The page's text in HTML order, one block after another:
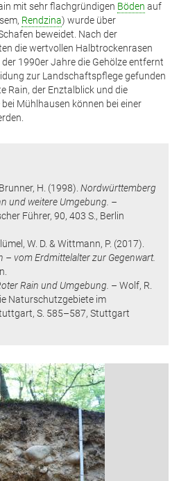
mit sehr flachgründigen Böden auf
Rendzina) wurde über
beweidet. Nach der
die wertvollen Halbtrockenrasen
1990er Jahre die Gehölze entfernt
zur Landschaftspflege gefunden
Rain, der Enztalblick und die
Mühlhausen können bei einer
H. (1998). Nordwürttemberg
und weitere Umgebung. –
Führer, 90, 403 S., Berlin
W. D. & Wittmann, P. (2017).
– vom Erdmittelalter zur Gegenwart.
.
Rain und Umgebung. – Wolf, R.
Naturschutzgebiete im
, S. 585–587, Stuttgart